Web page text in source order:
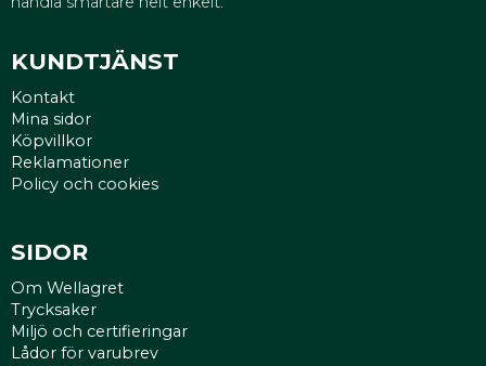
KUNDTJÄNST
Kontakt
Mina sidor
Köpvillkor
Reklamationer
Policy och cookies
SIDOR
Om Wellagret
Trycksaker
Miljö och certifieringar
Lådor för varubrev